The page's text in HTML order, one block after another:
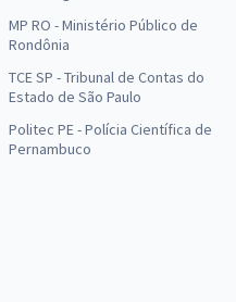
MP RO - Ministério Público de
Rondônia
TCE SP - Tribunal de Contas do
Estado de São Paulo
Politec PE - Polícia Científica de
Pernambuco